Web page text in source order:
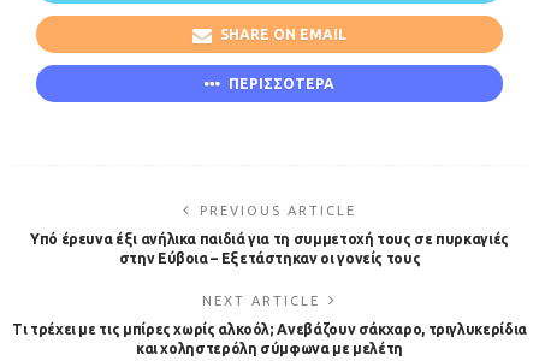
SHARE ON EMAIL
ΠΕΡΙΣΣΟΤΕΡΑ
PREVIOUS ARTICLE
Υπό έρευνα έξι ανήλικα παιδιά για τη συμμετοχή τους σε πυρκαγιές
στην Εύβοια – Εξετάστηκαν οι γονείς τους
NEXT ARTICLE
Τι τρέχει με τις μπίρες χωρίς αλκοόλ; Ανεβάζουν σάκχαρο, τριγλυκερίδια
και χοληστερόλη σύμφωνα με μελέτη